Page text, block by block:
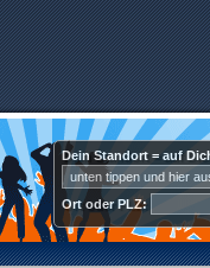
Dein Standort = auf
Ort oder PLZ: